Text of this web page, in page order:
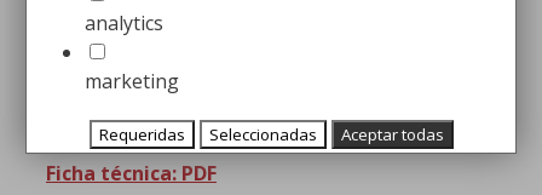
10,99€
Percha de gancho sencilla para
baños y habitaciones
Ficha técnica: PDF
analytics
marketing
Requeridas Seleccionadas Aceptar todas